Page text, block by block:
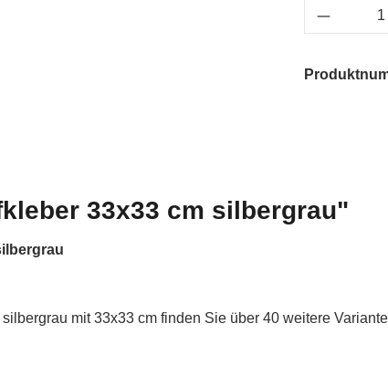
33x33 cm silbergrau"
mit 33x33 cm finden Sie über 40 weitere